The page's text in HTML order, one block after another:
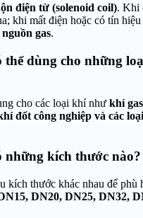
điện từ (solenoid coil). Khi
khi mất điện hoặc có tín
gas.
thể dùng cho những
cho các loại khí như khí
đốt công nghiệp và các
những kích thước nào?
kích thước khác nhau để phù
DN20, DN25, DN32,